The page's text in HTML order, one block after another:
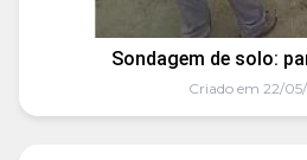
Sondagem de solo:
Criado em 22/